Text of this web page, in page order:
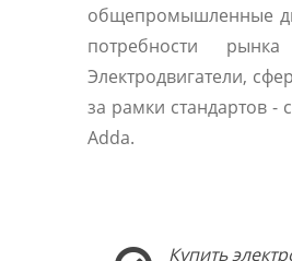
общепромышленные
потребности
Электродвигатели,
за рамки стандартов -
Adda.
Купить